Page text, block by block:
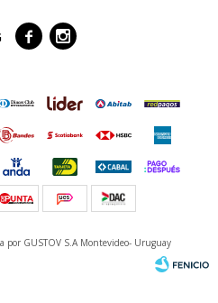
 
por GUSTOV S.A Montevideo- Uruguay